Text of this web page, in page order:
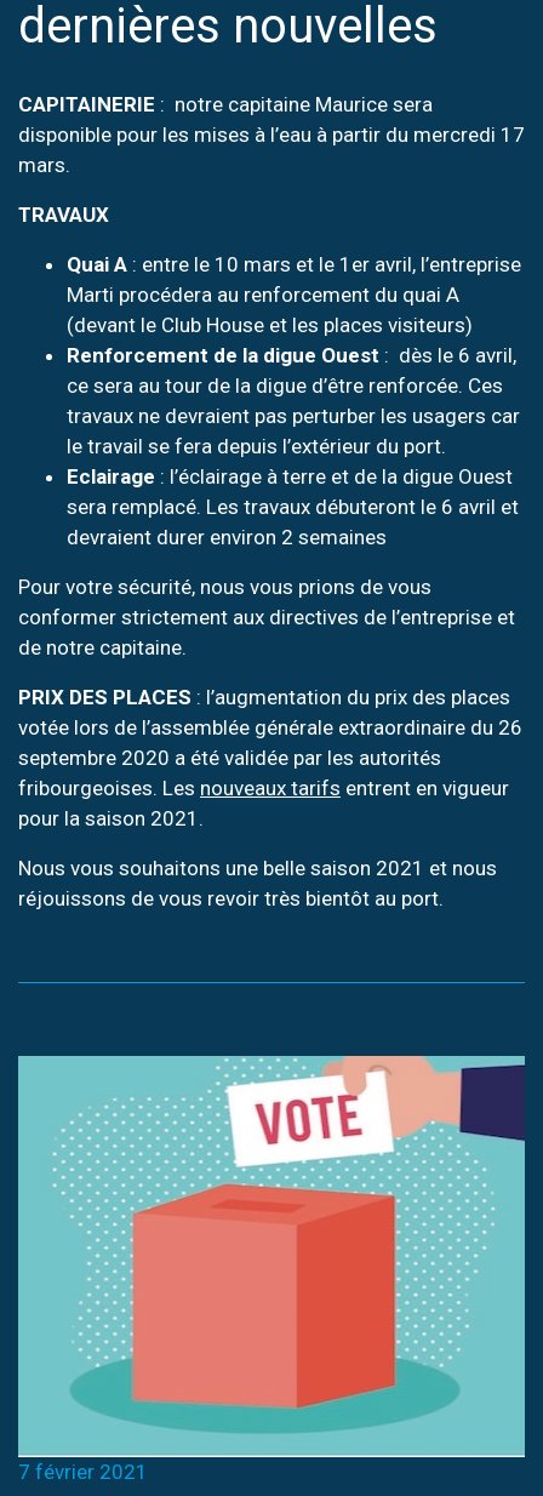
dernières nouvelles
CAPITAINERIE : notre capitaine Maurice sera
disponible pour les mises à l’eau à partir du mercredi 17
mars.
TRAVAUX
Quai A : entre le 10 mars et le 1er avril, l’entreprise
Marti procédera au renforcement du quai A
(devant le Club House et les places visiteurs)
Renforcement de la digue Ouest : dès le 6 avril,
ce sera au tour de la digue d’être renforcée. Ces
travaux ne devraient pas perturber les usagers car
le travail se fera depuis l’extérieur du port.
Eclairage : l’éclairage à terre et de la digue Ouest
sera remplacé. Les travaux débuteront le 6 avril et
devraient durer environ 2 semaines
Pour votre sécurité, nous vous prions de vous
conformer strictement aux directives de l’entreprise et
de notre capitaine.
PRIX DES PLACES : l’augmentation du prix des places
votée lors de l’assemblée générale extraordinaire du 26
septembre 2020 a été validée par les autorités
fribourgeoises. Les nouveaux tarifs entrent en vigueur
pour la saison 2021.
Nous vous souhaitons une belle saison 2021 et nous
réjouissons de vous revoir très bientôt au port.
7 février 2021